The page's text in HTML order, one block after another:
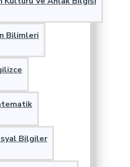
Bilimleri
Bilgiler